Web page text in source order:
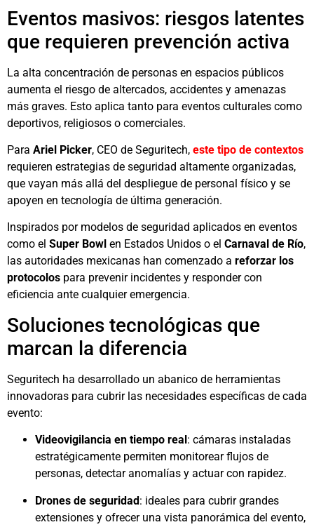
Eventos masivos: riesgos latentes
que requieren prevención activa
La alta concentración de personas en espacios públicos
aumenta el riesgo de altercados, accidentes y amenazas
más graves. Esto aplica tanto para eventos culturales como
deportivos, religiosos o comerciales.
Para Ariel Picker, CEO de Seguritech, este tipo de contextos
requieren estrategias de seguridad altamente organizadas,
que vayan más allá del despliegue de personal físico y se
apoyen en tecnología de última generación.
Inspirados por modelos de seguridad aplicados en eventos
como el Super Bowl en Estados Unidos o el Carnaval de Río,
las autoridades mexicanas han comenzado a reforzar los
protocolos para prevenir incidentes y responder con
eficiencia ante cualquier emergencia.
Soluciones tecnológicas que
marcan la diferencia
Seguritech ha desarrollado un abanico de herramientas
innovadoras para cubrir las necesidades específicas de cada
evento:
Videovigilancia en tiempo real : cámaras instaladas
estratégicamente permiten monitorear flujos de
personas, detectar anomalías y actuar con rapidez.
Drones de seguridad: ideales para cubrir grandes
extensiones y ofrecer una vista panorámica del evento,